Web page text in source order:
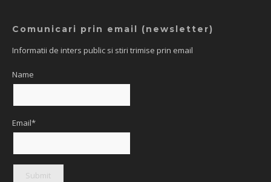
Comunicari prin email (newsletter)
Informatii de inters public si stiri trimise prin email
Name
Email*